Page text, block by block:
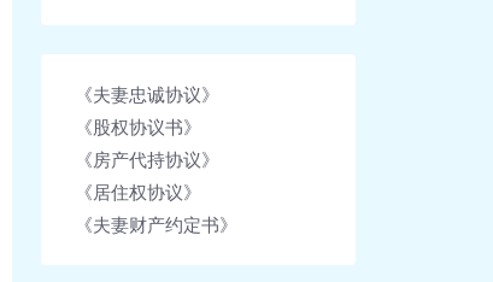
《夫妻忠诚协议》
《股权协议书》
《房产代持协议》
《居住权协议》
《夫妻财产约定书》